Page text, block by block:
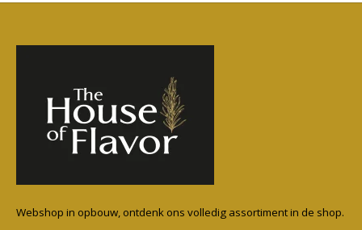
Webshop in opbouw, ontdenk ons volledig assortiment in de shop.